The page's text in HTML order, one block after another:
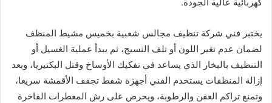
يختبر فني شركة تنظيف مجالس شعبية بخميس مشيط المنظف
لضمان عدم تغير اللون أو تلف النسيج، ثم يبدأ عملية الغسيل أو
التنظيف بالبخار الذي يساعد في تفكيك الأوساخ وقتل البكتيريا، وبعد
إزالة المنظفات يستخدم الفني أجهزة شفط تجفف الأقمشة سريعا،
وتمنع تراكم العفن والرطوبة، ويحرص على رش المعطرات الفاخرة